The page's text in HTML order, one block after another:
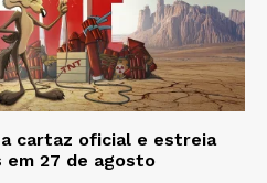
cartaz oficial e estreia
em 27 de agosto